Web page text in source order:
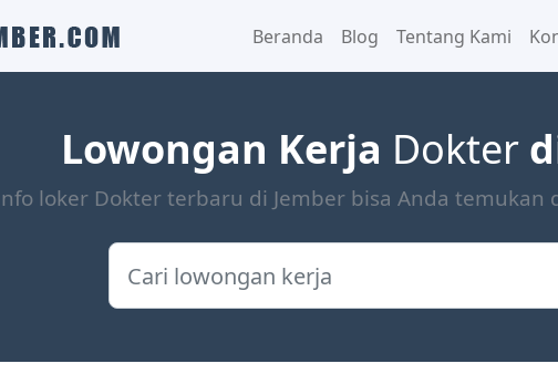
Beranda Blog Tentang Kami
Lowongan Kerja Dokter
loker Dokter terbaru di Jember bisa Anda